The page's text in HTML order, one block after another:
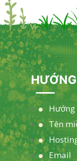
Tên
Email